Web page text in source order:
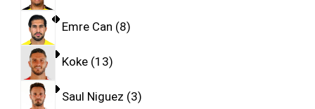
Emre Can 8
Koke 13
Saul Niguez 3